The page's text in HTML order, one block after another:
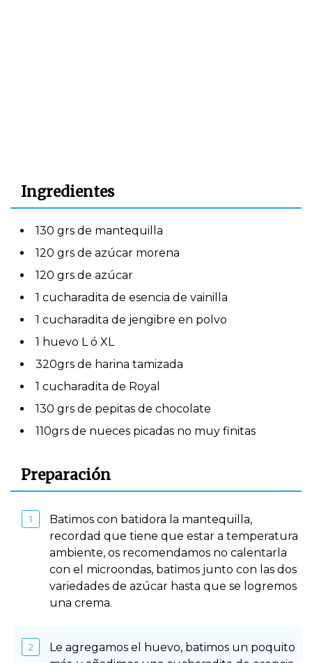
Ingredientes
130 grs de mantequilla
120 grs de azúcar morena
120 grs de azúcar
1 cucharadita de esencia de vainilla
1 cucharadita de jengibre en polvo
1 huevo L ó XL
320grs de harina tamizada
1 cucharadita de Royal
130 grs de pepitas de chocolate
110grs de nueces picadas no muy finitas
Preparación
Batimos con batidora la mantequilla,
recordad que tiene que estar a temperatura
ambiente, os recomendamos no calentarla
con el microondas, batimos junto con las dos
variedades de azúcar hasta que se logremos
una crema.
Le agregamos el huevo, batimos un poquito